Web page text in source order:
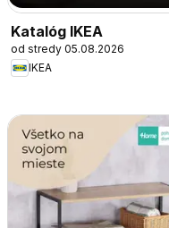
Katalóg IKEA
od stredy 05.08.2026
IKEA